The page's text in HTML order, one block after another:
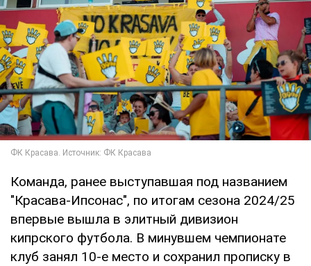
Команда, ранее выступавшая под названием
"Красава-Ипсонас", по итогам сезона 2024/25
впервые вышла в элитный дивизион
кипрского футбола. В минувшем чемпионате
клуб занял 10-е место и сохранил прописку в